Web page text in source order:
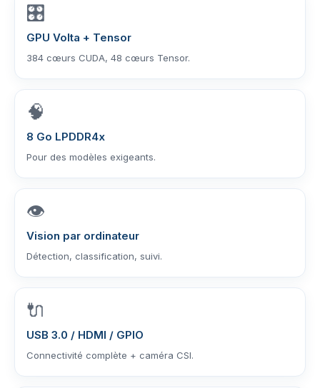
🎛️
GPU Volta + Tensor
384 cœurs CUDA, 48 cœurs Tensor.
🧠
8 Go LPDDR4x
Pour des modèles exigeants.
👁️
Vision par ordinateur
Détection, classification, suivi.
🔌
USB 3.0 / HDMI / GPIO
Connectivité complète + caméra CSI.